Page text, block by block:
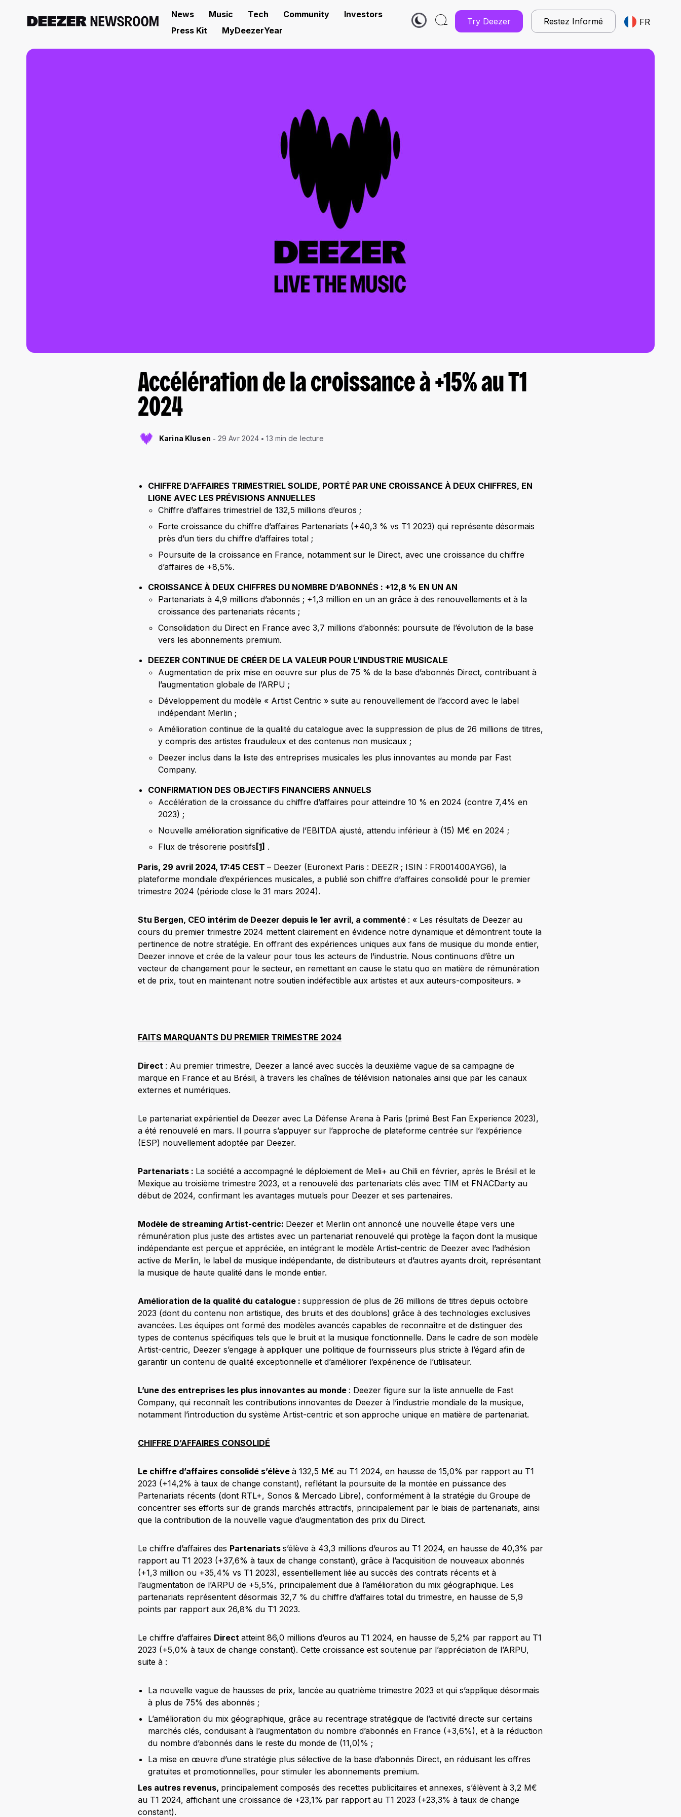
News Music Tech Community
Investors
Press Kit
MyDeezerYear
Try Deezer Restez Informé FR
Accélération de la croissance à +15% au T1
2024
Karina Klusen 29 Avr 2024 13 min de lecture
CHIFFRE D’AFFAIRES TRIMESTRIEL SOLIDE, PORTÉ PAR UNE CROISSANCE À DEUX CHIFFRES, EN
LIGNE AVEC LES PRÉVISIONS ANNUELLES
Chiffre d’affaires trimestriel de 132,5 millions d’euros ;
Forte croissance du chiffre d’affaires Partenariats (+40,3 % vs T1 2023) qui représente désormais
près d’un tiers du chiffre d’affaires total ;
Poursuite de la croissance en France, notamment sur le Direct, avec une croissance du chiffre
d’affaires de +8,5%.
CROISSANCE À DEUX CHIFFRES DU NOMBRE D’ABONNÉS : +12,8 % EN UN AN
Partenariats à 4,9 millions d’abonnés ; +1,3 million en un an grâce à des renouvellements et à la
croissance des partenariats récents ;
Consolidation du Direct en France avec 3,7 millions d’abonnés: poursuite de l’évolution de la base
vers les abonnements premium.
DEEZER CONTINUE DE CRÉER DE LA VALEUR POUR L’INDUSTRIE MUSICALE
Augmentation de prix mise en oeuvre sur plus de 75 % de la base d’abonnés Direct, contribuant à
l’augmentation globale de l’ARPU ;
Développement du modèle « Artist Centric » suite au renouvellement de l’accord avec le label
indépendant Merlin ;
Amélioration continue de la qualité du catalogue avec la suppression de plus de 26 millions de titres,
y compris des artistes frauduleux et des contenus non musicaux ;
Deezer inclus dans la liste des entreprises musicales les plus innovantes au monde par Fast
Company.
CONFIRMATION DES OBJECTIFS FINANCIERS ANNUELS
Accélération de la croissance du chiffre d’affaires pour atteindre 10 % en 2024 (contre 7,4% en
2023) ;
Nouvelle amélioration significative de l’EBITDA ajusté, attendu inférieur à (15) M€ en 2024 ;
Flux de trésorerie positifs [1] .
Paris, 29 avril 2024, 17:45 CEST – Deezer (Euronext Paris : DEEZR ; ISIN : FR001400AYG6), la
plateforme mondiale d’expériences musicales, a publié son chiffre d’affaires consolidé pour le premier
trimestre 2024 (période close le 31 mars 2024).
Stu Bergen, CEO intérim de Deezer depuis le 1er avril, a commenté : « Les résultats de Deezer au
cours du premier trimestre 2024 mettent clairement en évidence notre dynamique et démontrent toute la
pertinence de notre stratégie. En offrant des expériences uniques aux fans de musique du monde entier,
Deezer innove et crée de la valeur pour tous les acteurs de l’industrie. Nous continuons d’être un
vecteur de changement pour le secteur, en remettant en cause le statu quo en matière de rémunération
et de prix, tout en maintenant notre soutien indéfectible aux artistes et aux auteurs-compositeurs. »
FAITS MARQUANTS DU PREMIER TRIMESTRE 2024
Direct : Au premier trimestre, Deezer a lancé avec succès la deuxième vague de sa campagne de
marque en France et au Brésil, à travers les chaînes de télévision nationales ainsi que par les canaux
externes et numériques.
Le partenariat expérientiel de Deezer avec La Défense Arena à Paris (primé Best Fan Experience 2023),
a été renouvelé en mars. Il pourra s’appuyer sur l’approche de plateforme centrée sur l’expérience
(ESP) nouvellement adoptée par Deezer.
Partenariats : La société a accompagné le déploiement de Meli+ au Chili en février, après le Brésil et le
Mexique au troisième trimestre 2023, et a renouvelé des partenariats clés avec TIM et FNACDarty au
début de 2024, confirmant les avantages mutuels pour Deezer et ses partenaires.
Modèle de streaming Artist-centric: Deezer et Merlin ont annoncé une nouvelle étape vers une
rémunération plus juste des artistes avec un partenariat renouvelé qui protège la façon dont la musique
indépendante est perçue et appréciée, en intégrant le modèle Artist-centric de Deezer avec l’adhésion
active de Merlin, le label de musique indépendante, de distributeurs et d’autres ayants droit, représentant
la musique de haute qualité dans le monde entier.
Amélioration de la qualité du catalogue : suppression de plus de 26 millions de titres depuis octobre
2023 (dont du contenu non artistique, des bruits et des doublons) grâce à des technologies exclusives
avancées. Les équipes ont formé des modèles avancés capables de reconnaître et de distinguer des
types de contenus spécifiques tels que le bruit et la musique fonctionnelle. Dans le cadre de son modèle
Artist-centric, Deezer s’engage à appliquer une politique de fournisseurs plus stricte à l’égard afin de
garantir un contenu de qualité exceptionnelle et d’améliorer l’expérience de l’utilisateur.
L’une des entreprises les plus innovantes au monde : Deezer figure sur la liste annuelle de Fast
Company, qui reconnaît les contributions innovantes de Deezer à l’industrie mondiale de la musique,
notamment l’introduction du système Artist-centric et son approche unique en matière de partenariat.
CHIFFRE D’AFFAIRES CONSOLIDÉ
Le chiffre d’affaires consolidé s’élève à 132,5 M€ au T1 2024, en hausse de 15,0% par rapport au T1
2023 (+14,2% à taux de change constant), reflétant la poursuite de la montée en puissance des
Partenariats récents (dont RTL+, Sonos & Mercado Libre), conformément à la stratégie du Groupe de
concentrer ses efforts sur de grands marchés attractifs, principalement par le biais de partenariats, ainsi
que la contribution de la nouvelle vague d’augmentation des prix du Direct.
Le chiffre d’affaires des Partenariats s’élève à 43,3 millions d’euros au T1 2024, en hausse de 40,3% par
rapport au T1 2023 (+37,6% à taux de change constant), grâce à l’acquisition de nouveaux abonnés
(+1,3 million ou +35,4% vs T1 2023), essentiellement liée au succès des contrats récents et à
l’augmentation de l’ARPU de +5,5%, principalement due à l’amélioration du mix géographique. Les
partenariats représentent désormais 32,7 % du chiffre d’affaires total du trimestre, en hausse de 5,9
points par rapport aux 26,8% du T1 2023.
Le chiffre d’affaires Direct atteint 86,0 millions d’euros au T1 2024, en hausse de 5,2% par rapport au T1
2023 (+5,0% à taux de change constant). Cette croissance est soutenue par l’appréciation de l’ARPU,
suite à :
La nouvelle vague de hausses de prix, lancée au quatrième trimestre 2023 et qui s’applique désormais
à plus de 75% des abonnés ;
L’amélioration du mix géographique, grâce au recentrage stratégique de l’activité directe sur certains
marchés clés, conduisant à l’augmentation du nombre d’abonnés en France (+3,6%), et à la réduction
du nombre d’abonnés dans le reste du monde de (11,0)% ;
La mise en œuvre d’une stratégie plus sélective de la base d’abonnés Direct, en réduisant les offres
gratuites et promotionnelles, pour stimuler les abonnements premium.
Les autres revenus, principalement composés des recettes publicitaires et annexes, s’élèvent à 3,2 M€
au T1 2024, affichant une croissance de +23,1% par rapport au T1 2023 (+23,3% à taux de change
constant).